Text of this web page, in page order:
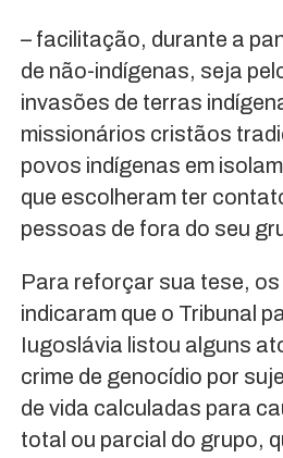
– facilitação, durante a
de não-indígenas, seja
invasões de terras
missionários cristãos
povos indígenas em
que escolheram ter
pessoas de fora do seu
Para reforçar sua tese,
indicaram que o Tribunal
Iugoslávia listou alguns
crime de genocídio por
de vida calculadas para
total ou parcial do grupo,